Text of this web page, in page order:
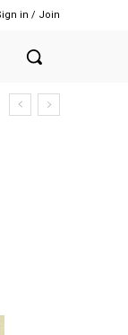
in / Join